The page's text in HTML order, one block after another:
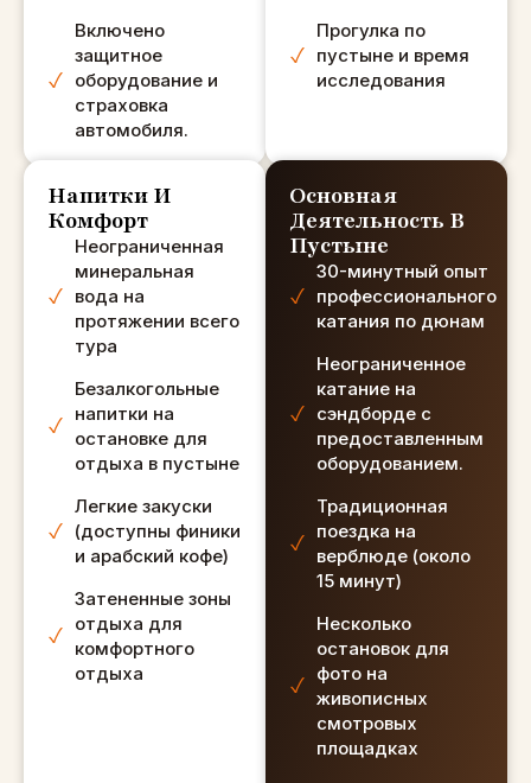
лагеря наследия
к 17:30 (в это
время года), и
позднем запросе
на встречу (14:30
от кайт-пляжа),
но нам было
слишком весело
могу иметь все
это!! Это была
победа-победа.
Абхилаш, ты
сделал для нас
этот опыт
невероятным, мы
улыбаемся!
Небольшой совет,
если вас немного
укачивает на
лодках.
Включено
защитное
оборудование и
страховка
автомобиля.
Прогулка по
пустыне и время
исследования
Напитки И
Комфорт
Неограниченная
минеральная
вода на
протяжении всего
тура
Безалкогольные
напитки на
остановке для
отдыха в пустыне
Легкие закуски
(доступны финики
и арабский кофе)
Затененные зоны
отдыха для
комфортного
отдыха
Основная
Деятельность В
Пустыне
30-минутный опыт
профессионального
катания по дюнам
Неограниченное
катание на
сэндборде с
предоставленным
оборудованием.
Традиционная
поездка на
верблюде (около
15 минут)
Несколько
остановок для
фото на
живописных
смотровых
площадках